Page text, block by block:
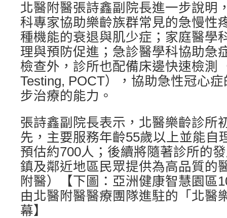
北醫附醫張詩鑫副院長進一步說明
科專家協助樂齡族群常見的急慢性
種機能的衰退與肌少症；家庭醫學
理與預防促進；急診醫學科協助急
檢查外，診所也配備床邊快速檢測
Testing, POCT），協助急性冠心
步治療的能力。
張詩鑫副院長表示，北醫樂齡診所
先，主要服務年齡55歲以上並能自
預估約700人；後續將隨著診所的
鎮及鄰近地區民眾提供為高品質的
附醫）【下圖：亞洲健康智慧園區
由北醫附醫醫療團隊進駐的「北醫
幕】